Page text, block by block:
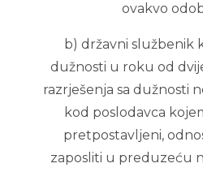
ovakvo
b) državni službenik
dužnosti u roku od
razrješenja sa dužnosti
kod poslodavca
pretpostavljeni,
zaposliti u preduzeću